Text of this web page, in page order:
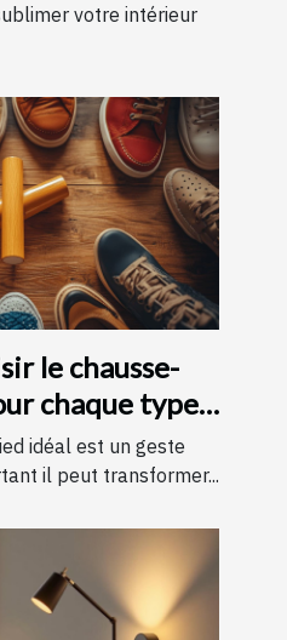
votre intérieur
le chausse-
chaque type
idéal est un geste
il peut transformer...